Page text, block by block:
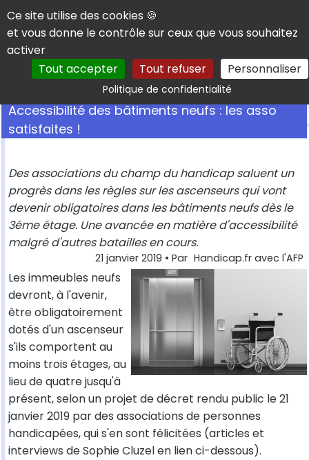
Panneau de gestion des cookies
Ce site utilise des cookies 🍪
et vous donne le contrôle sur ceux que vous souhaitez
activer
Tout accepter
Tout refuser Personnaliser
Politique de confidentialitéRechercher
Accessibilité des bâtiments neufs : les asso
satisfaites !
Des associations du champ du handicap saluent un
progrès dans les règles sur les ascenseurs qui vont
devenir obligatoires dans les bâtiments neufs dès le
3éme étage. Une avancée en matière d'accessibilité
malgré d'autres batailles en cours.
21 janvier 2019 • Par Handicap.fr avec l'AFP
Les immeubles neufs
devront, à l'avenir,
être obligatoirement
dotés d'un ascenseur
s'ils comportent au
moins trois étages, au
lieu de quatre jusqu'à
présent, selon un projet de décret rendu public le 21
janvier 2019 par des associations de personnes
handicapées, qui s'en sont félicitées (articles et
interviews de Sophie Cluzel en lien ci-dessous).